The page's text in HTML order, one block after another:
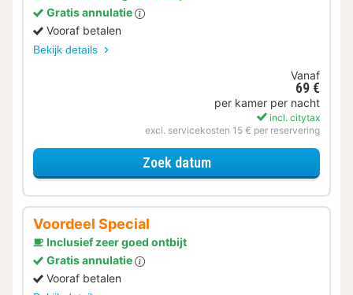
Gratis annulatie
Vooraf betalen
Bekijk details
Vanaf
69 €
per kamer per nacht
incl. citytax
excl. servicekosten 15 € per reservering
Zoek datumvoor Voordeel Special
Voordeel Special
Inclusief zeer goed ontbijt
Gratis annulatie
Vooraf betalen